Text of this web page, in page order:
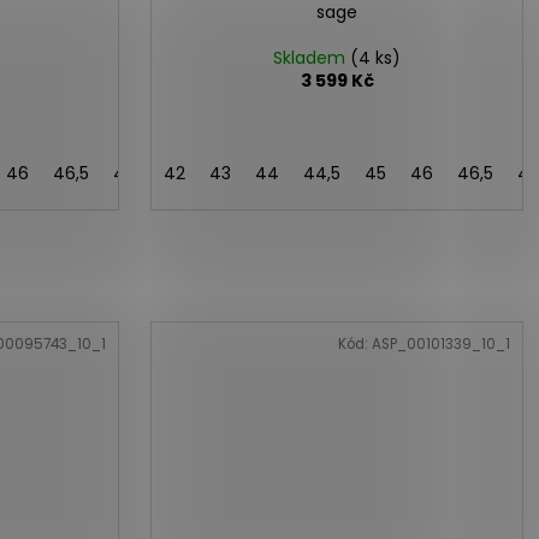
46 46,5 47 43,5 41,5
sage
Skladem (4 ks)
3 599 Kč
42 43 44 44,5 45 46 46,5
Kód: ASP_00101339_10_1